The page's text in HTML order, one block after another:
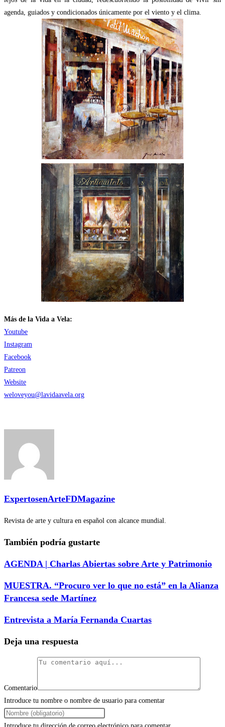
agenda, guiados y condicionados únicamente por el viento y el clima.
Más de la Vida a Vela:
Youtube
Instagram
Facebook
Patreon
Website
weloveyou@lavidaavela.org
ExpertosenArteFDMagazine
Revista de arte y cultura en español con alcance mundial.
También podría gustarte
AGENDA | Charlas Abiertas sobre Arte y Patrimonio
MUESTRA. “Procuro ver lo que no está” en la Alianza
Francesa sede Martínez
Entrevista a María Fernanda Cuartas
Deja una respuesta
Comentario
Introduce tu nombre o nombre de usuario para comentar
Introduce tu dirección de correo electrónico para comentar